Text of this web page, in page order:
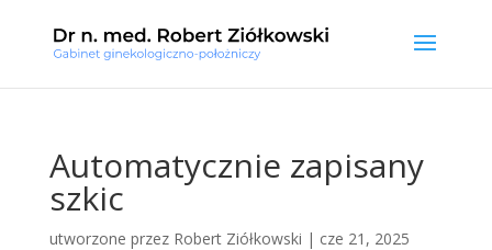
Automatycznie zapisany
szkic
utworzone przez Robert Ziółkowski | cze 21, 2025